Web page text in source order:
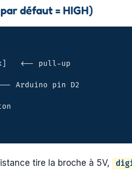
défaut = HIGH)
<-- pull-up
Arduino pin D2
tire la broche à 5V,